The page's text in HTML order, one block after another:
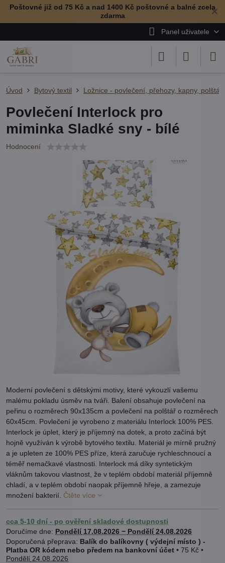
✕
Poštovné již od 75 Kč a nad 1400 Kč poštovné a balné zcela
zdarma
Panel uživatele
Úvod Bytový textil Ložnice - povlečení, přehozy, kapny,
Povlečení Interlock pro
miminka Sladké sny - bílé
Hodnocení
Moderní povlečení s dětskými motivy, které vykouzlí vašemu
malému pokladu úsměv na tváři. Balení obsahuje povlečení na
peřinu o rozměrech 90x135cm a povlečení na polštář o rozměrech
60x45cm. Povlečení je vyrobeno z materiálu Interlock 100% PES.
Interlock je úplet, který je příjemný na dotek, a proto začíná být
hojně využíván k výrobě bytového textilu. Materiál je mírně pružný
a je upleten ze 100% PES příze, která zaručuje rychleschnoucí a
téměř nemačkavé vlastnosti. Interlock má díky syntetickým
vláknům takovou vlastnost, že v teplém období materiál příjemně
chladí, a v teplém období naopak příjemně hřeje, a zamezuje
množení bakterií. Čtěte více
cca 5-10 dní - po ověření skladové dostupnosti
Doručíme dne: Pondělí 17.08.2026 − Pondělí 24.08.2026
Balík do balíkovny ( výdejní místo ) -
Platba OR kódem nebo předem na bankovní účet • 75 Kč •
Pondělí 24.08.2026